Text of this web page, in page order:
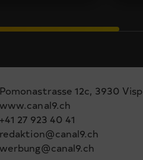
Pomonastrasse 12c, 3930 Visp
www.canal9.ch
+41 27 923 40 41
redaktion@canal9.ch
werbung@canal9.ch